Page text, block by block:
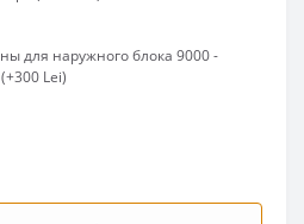
для наружного блока 9000 -
Lei)